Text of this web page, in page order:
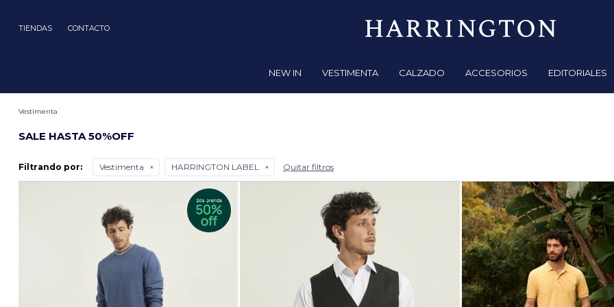
TIENDAS CONTACTO
NEW IN VESTIMENTA CALZADO ACCESORIOS EDITORIALES
Vestimenta
SALE HASTA 50%OFF
Filtrando por: Vestimenta HARRINGTON LABEL Quitar filtros